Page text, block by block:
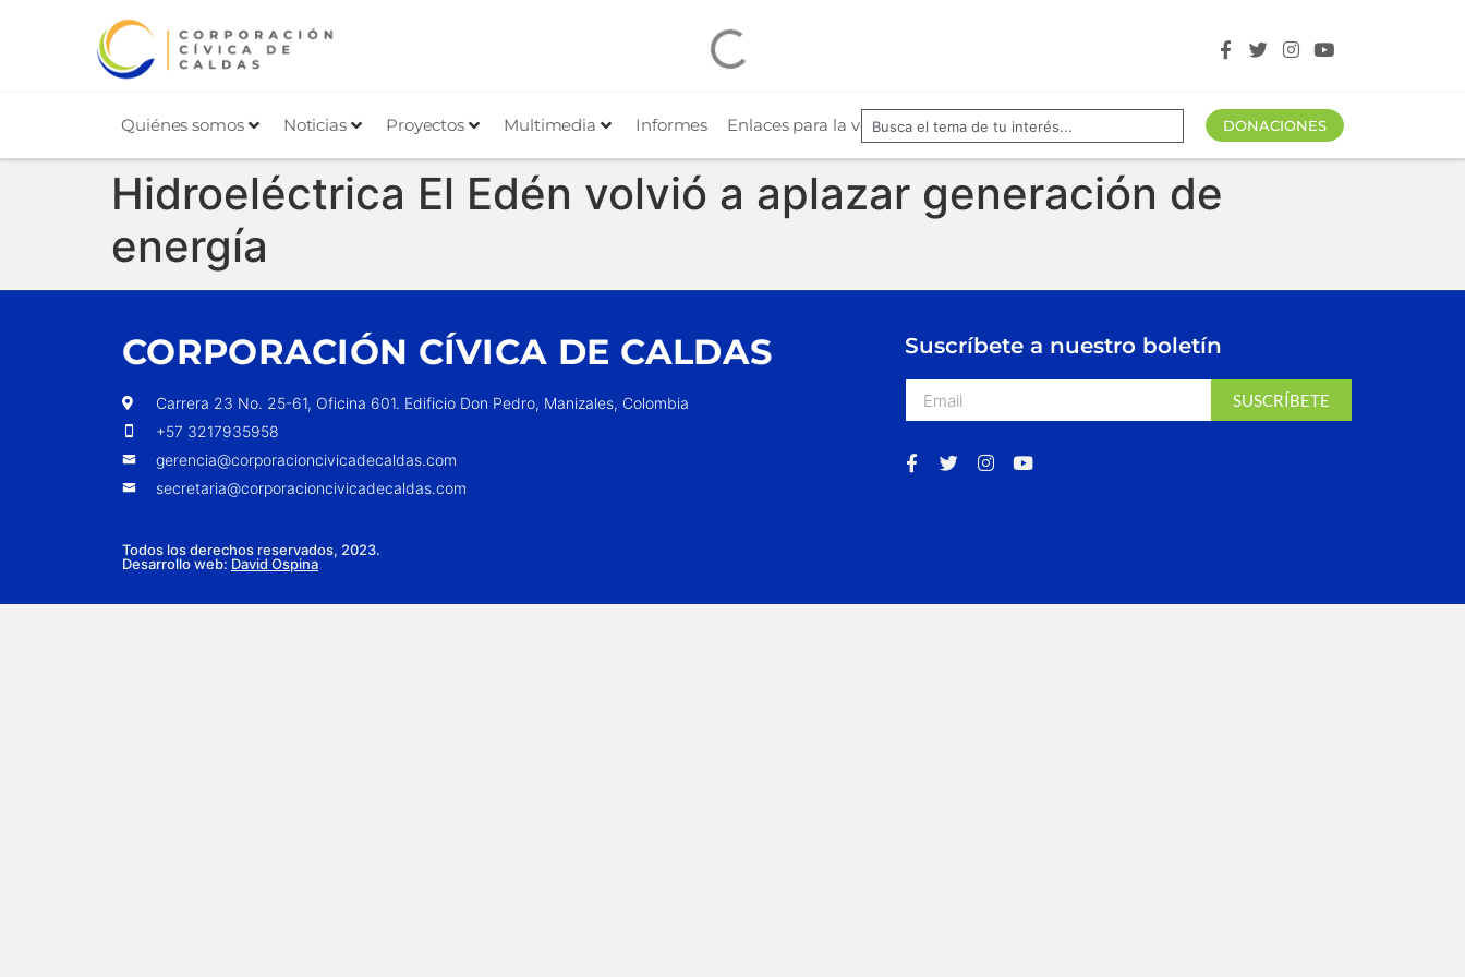
Quiénes somos Noticias Proyectos Multimedia Informes Enlaces para la veeduría Nuestros aliados DONACIONES
Hidroeléctrica El Edén volvió a aplazar generación de
energía
CORPORACIÓN CÍVICA DE CALDAS
Carrera 23 No. 25-61, Oficina 601. Edificio Don Pedro, Manizales, Colombia
+57 3217935958
gerencia@corporacioncivicadecaldas.com
secretaria@corporacioncivicadecaldas.com
Suscríbete a nuestro boletín
SUSCRÍBETE
Todos los derechos reservados, 2023.
Desarrollo web: David Ospina